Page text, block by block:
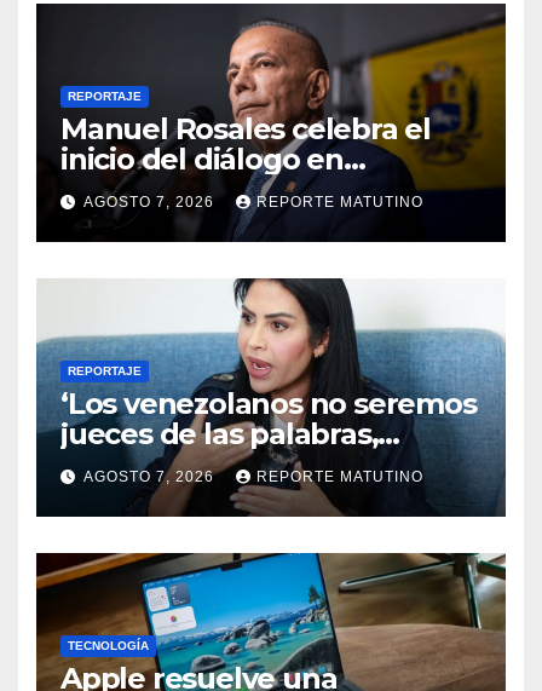
REPORTAJE
Manuel Rosales celebra el
inicio del diálogo en
Venezuela y destaca el
respaldo de EEUU
AGOSTO 7, 2026 REPORTE MATUTINO
REPORTAJE
‘Los venezolanos no seremos
jueces de las palabras,
seremos testigos de los
resultados’
AGOSTO 7, 2026 REPORTE MATUTINO
TECNOLOGÍA
Apple resuelve una